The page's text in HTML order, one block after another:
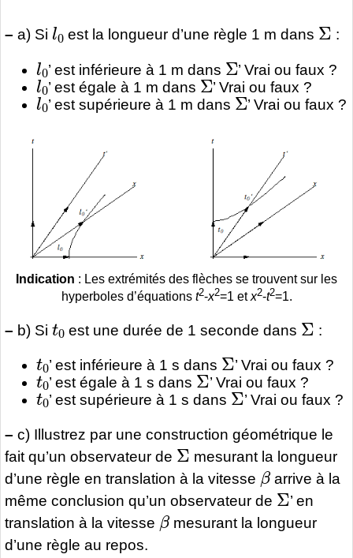
– a) Si
l0
est la longueur d’une règle 1 m dans
Σ
:
l0
’ est inférieure à 1 m dans
Σ
’ Vrai ou faux ?
l0
’ est égale à 1 m dans
Σ
’ Vrai ou faux ?
l0
’ est supérieure à 1 m dans
Σ
’ Vrai ou faux ?
Indication : Les extrémités des flèches se trouvent sur les
hyperboles d’équations t2-x2=1 etx2-t2=1.
– b) Si
t
est une durée de 1 seconde dans
Σ
:
t
’ est inférieure à 1 s dans
Σ
’ Vrai ou faux ?
t0
’ est égale à 1 s dans
Σ
’ Vrai ou faux ?
t0
’ est supérieure à 1 s dans
Σ
’ Vrai ou faux ?
– c) Illustrez par une construction géométrique le
fait qu’un observateur de
Σ
mesurant la longueur
d’une règle en translation à la vitesse
β
arrive à la
même conclusion qu’un observateur de
Σ
’ en
translation à la vitesse
β
mesurant la longueur
d’une règle au repos.